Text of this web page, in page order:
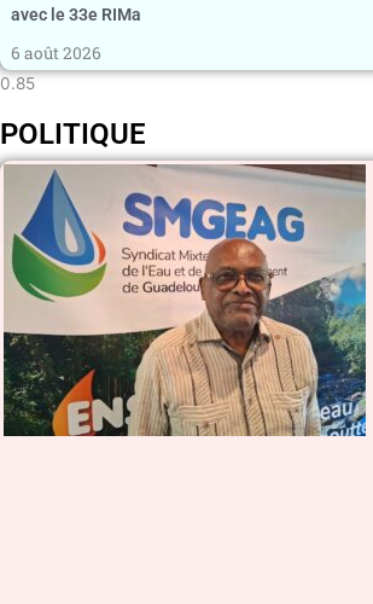
avec le 33e RIMa
6 août 2026
POLITIQUE